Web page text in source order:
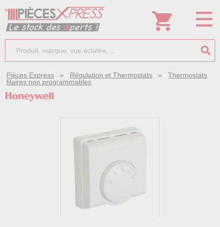
Pièces Express » Régulation et Thermostats »Thermostats
filaires non programmables